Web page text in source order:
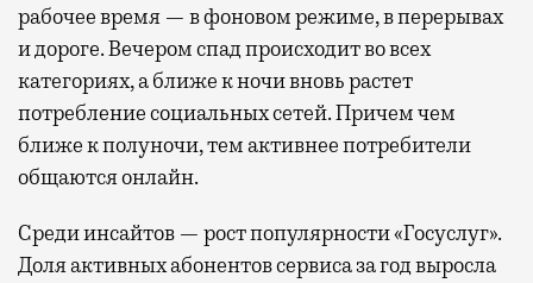
рабочее время — в фоновом режиме, в перерывах
и дороге. Вечером спад происходит во всех
категориях, а ближе к ночи вновь растет
потребление социальных сетей. Причем чем
ближе к полуночи, тем активнее потребители
общаются онлайн.
Среди инсайтов — рост популярности «Госуслуг».
Доля активных абонентов сервиса за год выросла